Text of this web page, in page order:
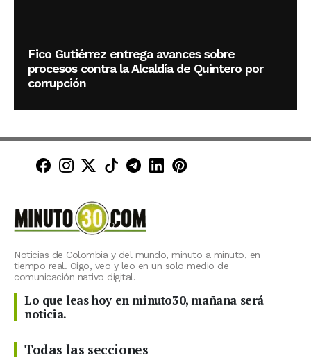
Fico Gutiérrez entrega avances sobre
procesos contra la Alcaldía de Quintero por
corrupción
Minuto30 en Facebook
Minuto30 en Instagram
Minuto30 en X (Twitter)
Minuto30 en TikTok
Canal de Minuto30 en
Minuto30 en LinkedIn
Minuto30 en
Noticias de Colombia y del mundo, minuto a minuto, en
tiempo real. Oigo, veo y leo en un solo medio de
comunicación nativo digital.
Lo que leas hoy en minuto30, mañana será
noticia.
Todas las secciones